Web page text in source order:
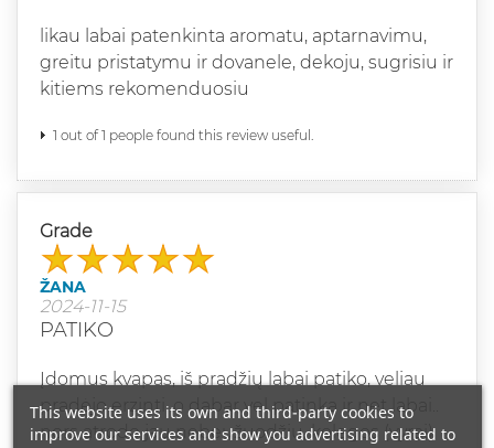
likau labai patenkinta aromatu, aptarnavimu,
greitu pristatymu ir dovanele, dekoju, sugrisiu ir
kitiems rekomenduosiu
1 out of 1 people found this review useful.
Grade
ŽANA
2024-11-15
PATIKO
Įdomus kvapas, iš pradžių labai patiko, veliau
pradėjo erzinti, o dabar vel patinka ir net labai..
nors atrodo jau nebeužuodžiu, kolegos (vyrai)
This website uses its own and third-party cookies to
improve our services and show you advertising related to